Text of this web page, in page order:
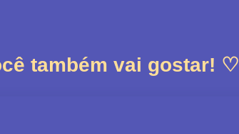
também vai gostar! ♡